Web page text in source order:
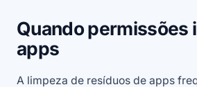
Quando permissões
apps
A limpeza de resíduos de apps